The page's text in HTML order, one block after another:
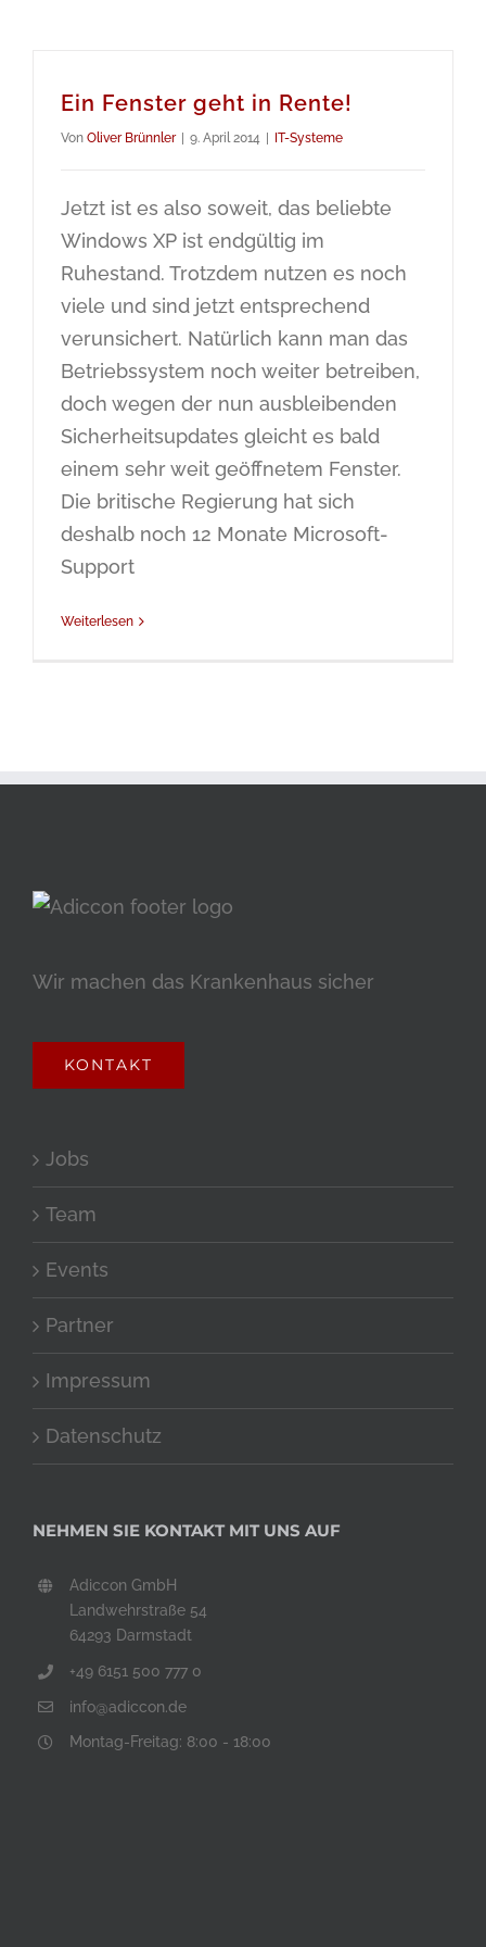
Ein Fenster geht in Rente!
Von Oliver Brünnler 9. April 2014 IT-Systeme
Jetzt ist es also soweit, das beliebte
Windows XP ist endgültig im
Ruhestand. Trotzdem nutzen es noch
viele und sind jetzt entsprechend
verunsichert. Natürlich kann man das
Betriebssystem noch weiter betreiben,
doch wegen der nun ausbleibenden
Sicherheitsupdates gleicht es bald
einem sehr weit geöffnetem Fenster.
Die britische Regierung hat sich
deshalb noch 12 Monate Microsoft-
Support
Weiterlesen
Wir machen das Krankenhaus sicher
KONTAKT
Jobs
Team
Events
Partner
Impressum
Datenschutz
NEHMEN SIE KONTAKT MIT UNS AUF
Adiccon GmbH
Landwehrstraße 54
64293 Darmstadt
+49 6151 500 777 0
info@adiccon.de
Montag-Freitag: 8:00 - 18:00